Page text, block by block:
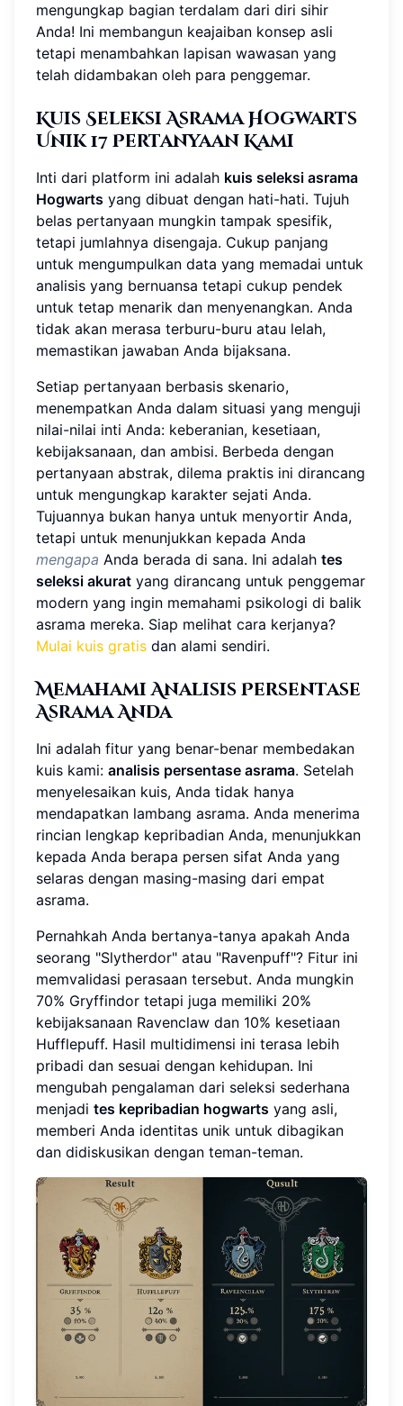
mengungkap bagian terdalam dari diri sihir
Anda! Ini membangun keajaiban konsep asli
tetapi menambahkan lapisan wawasan yang
telah didambakan oleh para penggemar.
Kuis Seleksi Asrama Hogwarts
Unik 17 Pertanyaan Kami
Inti dari platform ini adalah kuis seleksi asrama
Hogwarts yang dibuat dengan hati-hati. Tujuh
belas pertanyaan mungkin tampak spesifik,
tetapi jumlahnya disengaja. Cukup panjang
untuk mengumpulkan data yang memadai untuk
analisis yang bernuansa tetapi cukup pendek
untuk tetap menarik dan menyenangkan. Anda
tidak akan merasa terburu-buru atau lelah,
memastikan jawaban Anda bijaksana.
Setiap pertanyaan berbasis skenario,
menempatkan Anda dalam situasi yang menguji
nilai-nilai inti Anda: keberanian, kesetiaan,
kebijaksanaan, dan ambisi. Berbeda dengan
pertanyaan abstrak, dilema praktis ini dirancang
untuk mengungkap karakter sejati Anda.
Tujuannya bukan hanya untuk menyortir Anda,
tetapi untuk menunjukkan kepada Anda
mengapa Anda berada di sana. Ini adalah tes
seleksi akurat yang dirancang untuk penggemar
modern yang ingin memahami psikologi di balik
asrama mereka. Siap melihat cara kerjanya?
Mulai kuis gratis dan alami sendiri.
Memahami Analisis Persentase
Asrama Anda
Ini adalah fitur yang benar-benar membedakan
kuis kami: analisis persentase asrama. Setelah
menyelesaikan kuis, Anda tidak hanya
mendapatkan lambang asrama. Anda menerima
rincian lengkap kepribadian Anda, menunjukkan
kepada Anda berapa persen sifat Anda yang
selaras dengan masing-masing dari empat
asrama.
Pernahkah Anda bertanya-tanya apakah Anda
seorang "Slytherdor" atau "Ravenpuff"? Fitur ini
memvalidasi perasaan tersebut. Anda mungkin
70% Gryffindor tetapi juga memiliki 20%
kebijaksanaan Ravenclaw dan 10% kesetiaan
Hufflepuff. Hasil multidimensi ini terasa lebih
pribadi dan sesuai dengan kehidupan. Ini
mengubah pengalaman dari seleksi sederhana
menjadi tes kepribadian hogwarts yang asli,
memberi Anda identitas unik untuk dibagikan
dan didiskusikan dengan teman-teman.